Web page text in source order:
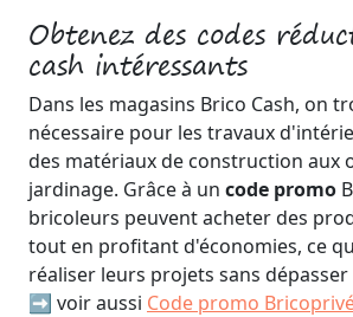
Obtenez des codes
cash intéressants
Dans les magasins Brico Cash, on
nécessaire pour les travaux
des matériaux de construction aux
jardinage. Grâce à un code promo
bricoleurs peuvent acheter des
tout en profitant d'économies, ce
réaliser leurs projets sans
➡️ voir aussi Code promo